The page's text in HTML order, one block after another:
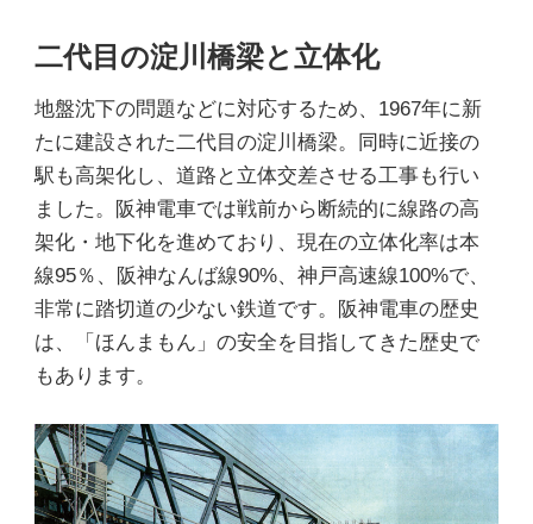
二代目の淀川橋梁と立体化
地盤沈下の問題などに対応するため、1967年に新
たに建設された二代目の淀川橋梁。同時に近接の
駅も高架化し、道路と立体交差させる工事も行い
ました。阪神電車では戦前から断続的に線路の高
架化・地下化を進めており、現在の立体化率は本
線95％、阪神なんば線90%、神戸高速線100%で、
非常に踏切道の少ない鉄道です。阪神電車の歴史
は、「ほんまもん」の安全を目指してきた歴史で
もあります。